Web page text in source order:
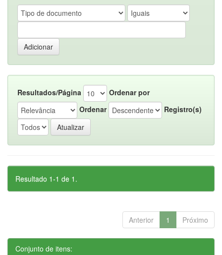
Resultados/Página
Ordenar por
Ordenar
Registro(s)
Resultado 1-1 de 1.
Anterior 1 Próximo
Conjunto de itens: